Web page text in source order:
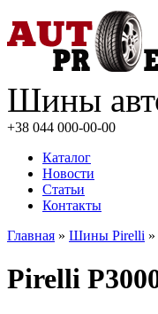
Шины
+38 044 000-00-00
Каталог
Новости
Статьи
Контакты
Главная » Шины Pirelli
Pirelli